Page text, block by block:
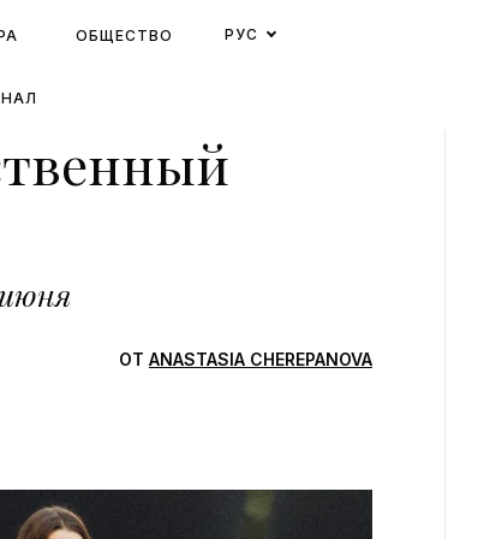
ОБЩЕСТВО РУС
ОТ ANASTASIA CHEREPANOVA